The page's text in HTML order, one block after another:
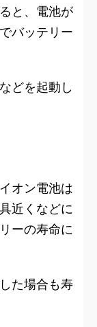
と、電池が
バッテリー
どを起動し
オン電池は
近くなどに
ーの寿命に
た場合も寿